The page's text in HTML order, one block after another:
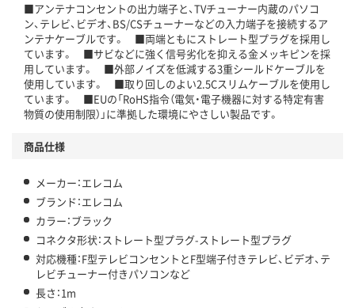
■アンテナコンセントの出力端子と、TVチューナー内蔵のパソコ
ン、テレビ、ビデオ、BS/CSチューナーなどの入力端子を接続するア
ンテナケーブルです。 ■両端ともにストレート型プラグを採用し
ています。 ■サビなどに強く信号劣化を抑える金メッキピンを採
用しています。 ■外部ノイズを低減する3重シールドケーブルを
使用しています。 ■取り回しのよい2.5Cスリムケーブルを使用し
ています。 ■EUの「RoHS指令（電気・電子機器に対する特定有害
物質の使用制限）」に準拠した環境にやさしい製品です。
商品仕様
メーカー：エレコム
ブランド：エレコム
カラー：ブラック
コネクタ形状：ストレート型プラグ-ストレート型プラグ
対応機種：F型テレビコンセントとF型端子付きテレビ、ビデオ、テ
レビチューナー付きパソコンなど
長さ：1m